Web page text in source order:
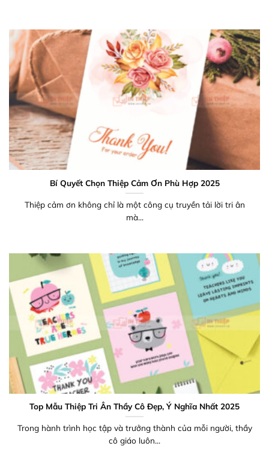
Bí Quyết Chọn Thiệp Cảm Ơn Phù Hợp 2025
Thiệp cảm ơn không chỉ là một công cụ truyền tải lời tri ân
mà...
Top Mẫu Thiệp Tri Ân Thầy Cô Đẹp, Ý Nghĩa Nhất 2025
Trong hành trình học tập và trưởng thành của mỗi người, thầy
cô giáo luôn...